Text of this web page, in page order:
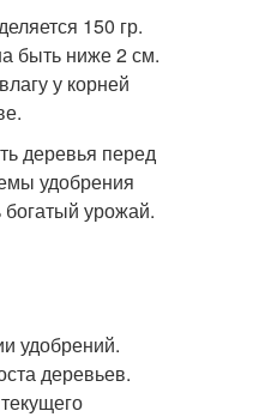
150 гр.
быть ниже 2 см.
у корней
деревья перед
удобрения
урожай.
удобрений.
деревьев.